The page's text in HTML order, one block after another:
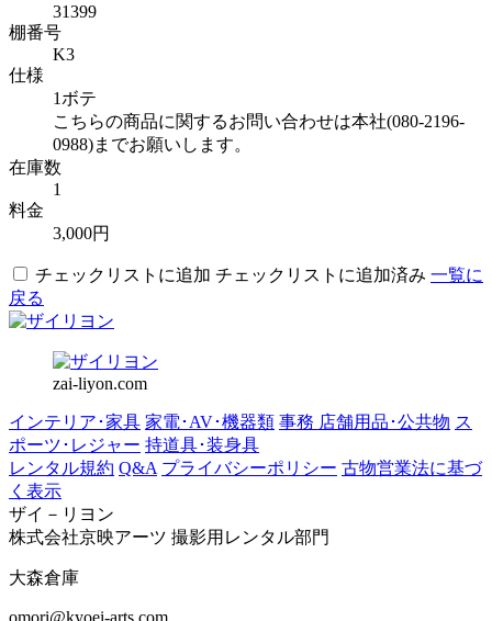
31399
棚番号
K3
仕様
1ボテ
こちらの商品に関するお問い合わせは本社(080-2196-
0988)までお願いします。
在庫数
1
料金
3,000円
チェックリストに追加 チェックリストに追加済み 一覧に
戻る
zai-liyon.com
インテリア･家具 家電･AV･機器類 事務 店舗用品･公共物 ス
ポーツ･レジャー 持道具･装身具
レンタル規約 Q&A プライバシーポリシー 古物営業法に基づ
く表示
ザイ－リヨン
株式会社京映アーツ 撮影用レンタル部門
大森倉庫
omori@kyoei-arts.com